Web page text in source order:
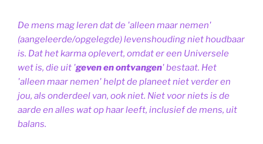
De mens mag leren dat de 'alleen maar nemen'
(aangeleerde/opgelegde) levenshouding niet houdbaar
is. Dat het karma oplevert, omdat er een Universele
wet is, die uit 'geven en ontvangen' bestaat. Het
'alleen maar nemen' helpt de planeet niet verder en
jou, als onderdeel van, ook niet. Niet voor niets is de
aarde en alles wat op haar leeft, inclusief de mens, uit
balans.